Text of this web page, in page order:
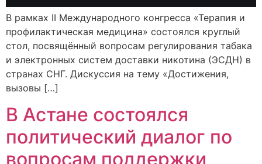
В рамках II Международного конгресса «Терапия и
профилактическая медицина» состоялся круглый
стол, посвящённый вопросам регулирования табака
и электронных систем доставки никотина (ЭСДН) в
странах СНГ. Дискуссия на тему «Достижения,
вызовы […]
В Астане состоялся
политический диалог по
вопросам поддержки